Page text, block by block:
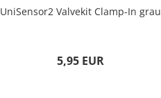
UniSensor2 Valvekit Clamp-In grau
5,95 EUR